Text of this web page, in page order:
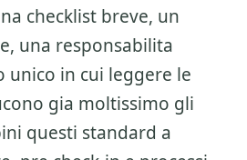
checklist breve, un
una responsabilita
unico in cui leggere le
gia moltissimo gli
questi standard a